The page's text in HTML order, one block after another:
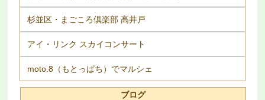
杉並区・まごころ倶楽部 高井戸
アイ・リンク スカイコンサート
moto.8（もとっぱち）でマルシェ
ブログ